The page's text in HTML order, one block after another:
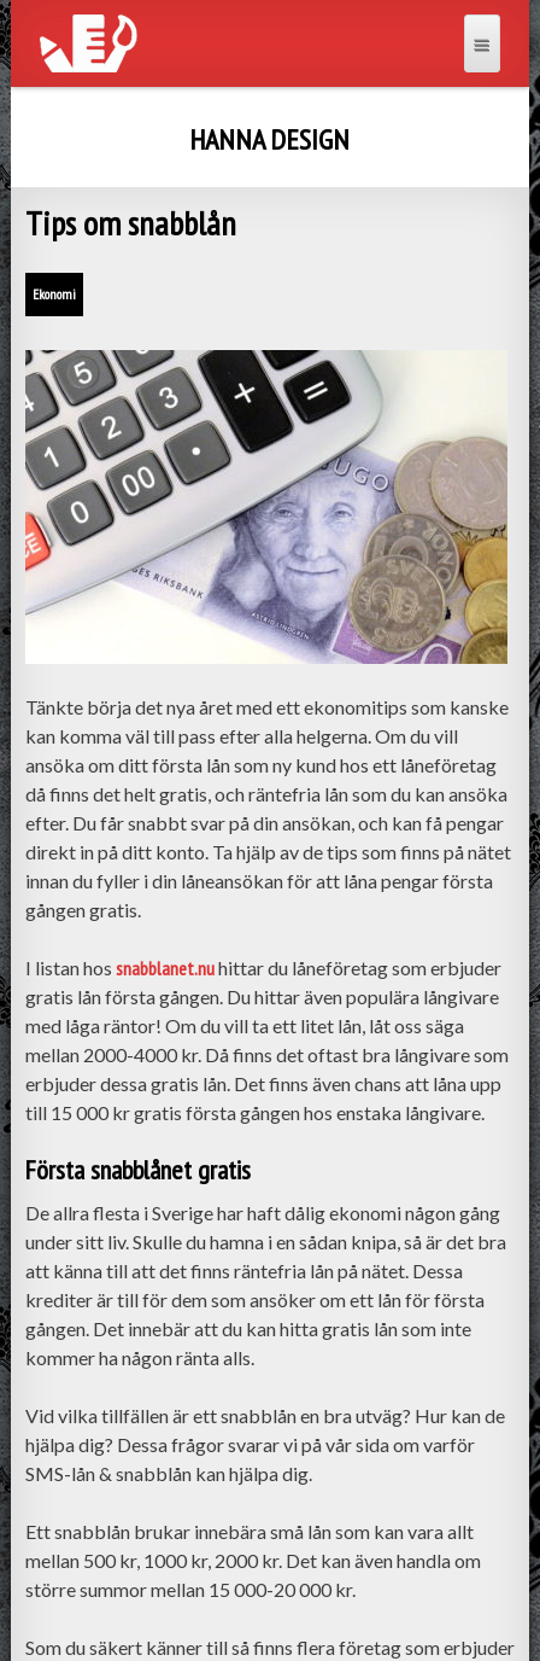
HANNA DESIGN
Tips om snabblån
Ekonomi
Tänkte börja det nya året med ett ekonomitips som kanske
kan komma väl till pass efter alla helgerna. Om du vill
ansöka om ditt första lån som ny kund hos ett låneföretag
då finns det helt gratis, och räntefria lån som du kan ansöka
efter. Du får snabbt svar på din ansökan, och kan få pengar
direkt in på ditt konto. Ta hjälp av de tips som finns på nätet
innan du fyller i din låneansökan för att låna pengar första
gången gratis.
I listan hos snabblanet.nuhittar du låneföretag som erbjuder
gratis lån första gången. Du hittar även populära långivare
med låga räntor! Om du vill ta ett litet lån, låt oss säga
mellan 2000-4000 kr. Då finns det oftast bra långivare som
erbjuder dessa gratis lån. Det finns även chans att låna upp
till 15 000 kr gratis första gången hos enstaka långivare.
Första snabblånet gratis
De allra flesta i Sverige har haft dålig ekonomi någon gång
under sitt liv. Skulle du hamna i en sådan knipa, så är det bra
att känna till att det finns räntefria lån på nätet. Dessa
krediter är till för dem som ansöker om ett lån för första
gången. Det innebär att du kan hitta gratis lån som inte
kommer ha någon ränta alls.
Vid vilka tillfällen är ett snabblån en bra utväg? Hur kan de
hjälpa dig? Dessa frågor svarar vi på vår sida om varför
SMS-lån & snabblån kan hjälpa dig.
Ett snabblån brukar innebära små lån som kan vara allt
mellan 500 kr, 1000 kr, 2000 kr. Det kan även handla om
större summor mellan 15 000-20 000 kr.
Som du säkert känner till så finns flera företag som erbjuder